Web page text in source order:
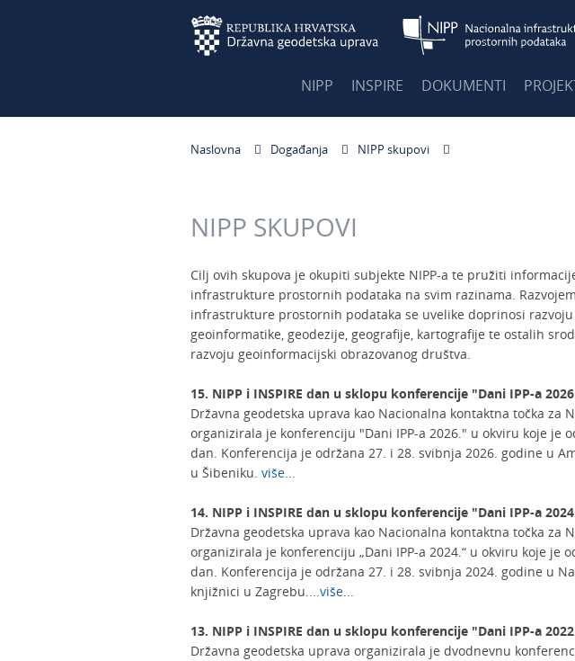
NIPP INSPIRE DOKUMENTI
Naslovna Događanja NIPP skupovi
NIPP SKUPOVI
Cilj ovih skupova je okupiti subjekte NIPP-a te pružiti
infrastrukture prostornih podataka na svim razinama.
infrastrukture prostornih podataka se uvelike doprinosi
geoinformatike, geodezije, geografije, kartografije te ostalih
razvoju geoinformacijski obrazovanog društva.
15. NIPP i INSPIRE dan u sklopu konferencije "Dani IPP-a
Državna geodetska uprava kao Nacionalna kontaktna točka za
organizirala je konferenciju "Dani IPP-a 2026." u okviru koje je
dan. Konferencija je održana 27. i 28. svibnja 2026. godine u
u Šibeniku. više...
14. NIPP i INSPIRE dan u sklopu konferencije "Dani IPP-a
Državna geodetska uprava kao Nacionalna kontaktna točka za
organizirala je konferenciju „Dani IPP-a 2024.“ u okviru koje je
dan. Konferencija je održana 27. i 28. svibnja 2024. godine u
knjižnici u Zagrebu....više...
13. NIPP i INSPIRE dan u sklopu konferencije "Dani IPP-a
Državna geodetska uprava organizirala je dvodnevnu